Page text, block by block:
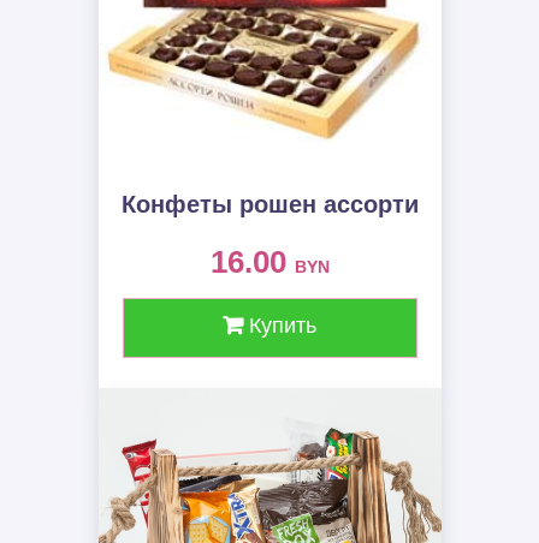
Конфеты рошен ассорти
16.00 BYN
Купить